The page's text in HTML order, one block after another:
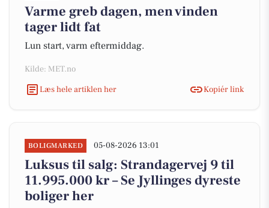
Varme greb dagen, men vinden
tager lidt fat
Lun start, varm eftermiddag.
Kilde: MET.no
Læs hele artiklen her
Kopiér link
BOLIGMARKED 05-08-2026 13:01
Luksus til salg: Strandagervej 9 til
11.995.000 kr – Se Jyllinges dyreste
boliger her